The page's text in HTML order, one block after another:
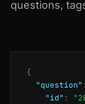
questions,
{
"question" :
"id" :